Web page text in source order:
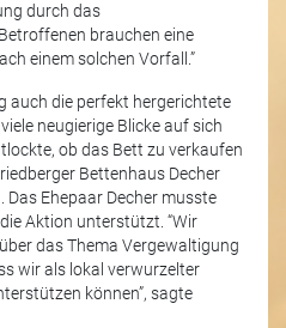
durch das
brauchen eine
einem solchen Vorfall.”
auch die perfekt hergerichtete
neugierige Blicke auf sich
ob das Bett zu verkaufen
Bettenhaus Decher
Ehepaar Decher musste
Aktion unterstützt. “Wir
das Thema Vergewaltigung
wir als lokal verwurzelter
können”, sagte